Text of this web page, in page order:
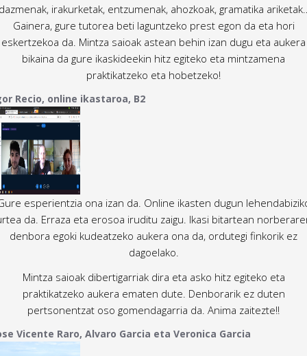
irakurketak, entzumenak, ahozkoak, gramatika
Gainera, gure tutorea beti laguntzeko prest egon da eta hori
eskertzekoa da. Mintza saioak astean behin izan dugu eta aukera
bikaina da gure ikaskideekin hitz egiteko eta mintzamena
praktikatzeko eta hobetzeko!
Recio, online ikastaroa, B2
esperientzia ona izan da. Online ikasten dugun
da. Erraza eta erosoa iruditu zaigu. Ikasi bitartean
denbora egoki kudeatzeko aukera ona da, ordutegi finkorik ez
dagoelako.
Mintza saioak dibertigarriak dira eta asko hitz egiteko eta
praktikatzeko aukera ematen dute. Denborarik ez duten
pertsonentzat oso gomendagarria da. Anima zaitezte!!
Vicente Raro, Alvaro Garcia eta Veronica Garcia